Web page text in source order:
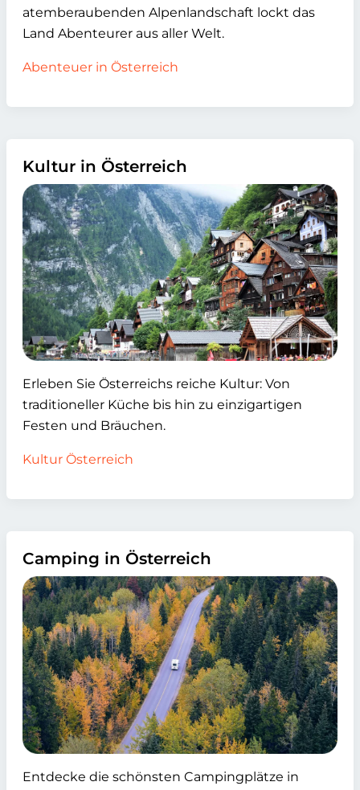
atemberaubenden Alpenlandschaft lockt das
Land Abenteurer aus aller Welt.
Abenteuer in Österreich
Kultur in Österreich
Erleben Sie Österreichs reiche Kultur: Von
traditioneller Küche bis hin zu einzigartigen
Festen und Bräuchen.
Kultur Österreich
Camping in Österreich
Entdecke die schönsten Campingplätze in